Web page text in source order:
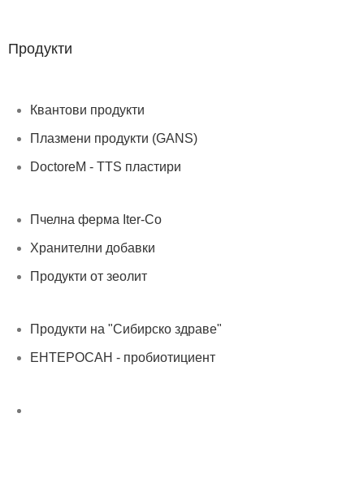
Продукти
Квантови продукти
Плазмени продукти (GANS)
DoctoreM - TTS пластири
Пчелна ферма Iter-Co
Хранителни добавки
Продукти от зеолит
Продукти на "Сибирско здраве"
ЕНТЕРОСАН - пробиотициент